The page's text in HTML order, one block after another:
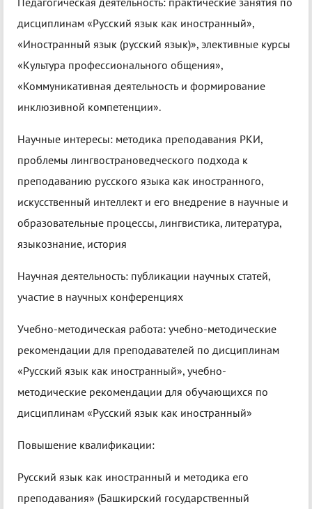
дисциплинам «Русский язык как иностранный»,
«Иностранный язык (русский язык)», элективные курсы
«Культура профессионального общения»,
«Коммуникативная деятельность и формирование
инклюзивной компетенции».
Научные интересы: методика преподавания РКИ,
проблемы лингвострановедческого подхода к
преподаванию русского языка как иностранного,
искусственный интеллект и его внедрение в научные и
образовательные процессы, лингвистика, литература,
языкознание, история
Научная деятельность: публикации научных статей,
участие в научных конференциях
Учебно-методическая работа: учебно-методические
рекомендации для преподавателей по дисциплинам
«Русский язык как иностранный», учебно-
методические рекомендации для обучающихся по
дисциплинам «Русский язык как иностранный»
Повышение квалификации:
Русский язык как иностранный и методика его
преподавания» (Башкирский государственный